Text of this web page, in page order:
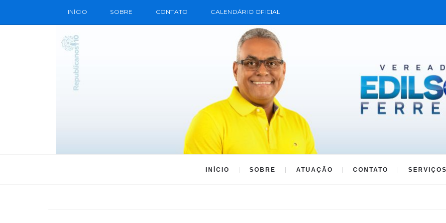
INÍCIO SOBRE CONTATO CALENDÁRIO OFICIAL
INÍCIO SOBRE ATUAÇÃO CONTATO